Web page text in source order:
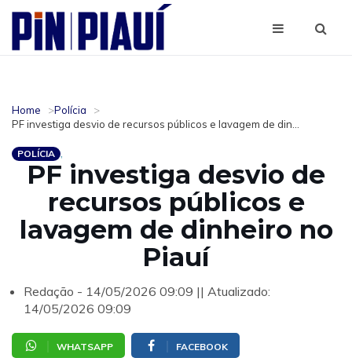
Home
Polícia
PF investiga desvio de recursos públicos e lavagem de din...
POLÍCIA
PF investiga desvio de
recursos públicos e
lavagem de dinheiro no
Piauí
Redação - 14/05/2026 09:09 || Atualizado:
14/05/2026 09:09
WHATSAPP FACEBOOK